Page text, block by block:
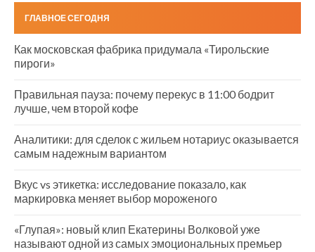
ГЛАВНОЕ СЕГОДНЯ
Как московская фабрика придумала «Тирольские
пироги»
Правильная пауза: почему перекус в 11:00 бодрит
лучше, чем второй кофе
Аналитики: для сделок с жильем нотариус оказывается
самым надежным вариантом
Вкус vs этикетка: исследование показало, как
маркировка меняет выбор мороженого
«Глупая»: новый клип Екатерины Волковой уже
называют одной из самых эмоциональных премьер